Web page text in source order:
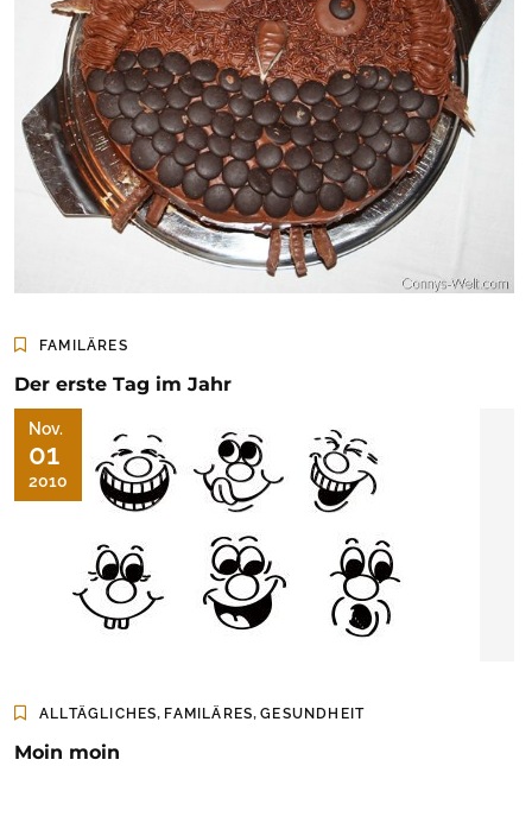
FAMILÄRES
Der erste Tag im Jahr
Nov.
01
2010
ALLTÄGLICHES, FAMILÄRES,GESUNDHEIT
Moin moin